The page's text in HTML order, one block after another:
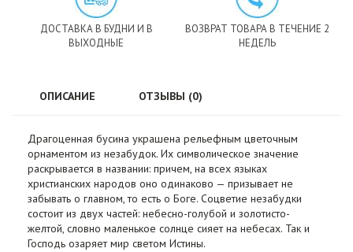
ДОСТАВКА В БУДНИ И В
ВЫХОДНЫЕ
ВОЗВРАТ ТОВАРА В ТЕЧЕНИЕ 2
НЕДЕЛЬ
ОПИСАНИЕ ОТЗЫВЫ (0)
Драгоценная бусина украшена рельефным цветочным
орнаментом из незабудок. Их символическое значение
раскрывается в названии: причем, на всех языках
христианских народов оно одинаково — призывает не
забывать о главном, то есть о Боге. Соцветие незабудки
состоит из двух частей: небесно-голубой и золотисто-
желтой, словно маленькое солнце сияет на небесах. Так и
Господь озаряет мир светом Истины.